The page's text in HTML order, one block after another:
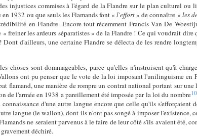
injustices commises à l'égard de la Flandre sur le plan culturel
1932 ou que seuls les Flamands font «l'effort» de connaître « les
en Flandre. Encore tout récemment Francis Van De
freiner les ardeurs séparatistes » de la Flandre ! Ce qui voudrait
d'ailleurs, une certaine Flandre se délecta de les rendre
choses sont dommageables, parce qu'elles n'instruisent qu'à
ont pu penser que le vote de la loi imposant l'unilinguisme en
flamand, une manière de rompre un contrat national portant sur
de l'armée en 1938 a pareillement été imposée par la loi du nombre10
d'une autre langue encore que celle qu'ils
langue (le wallon), dont ils n'ont pas songé à imposer l'existence,
ne seraient parvenus à le faire de leur côté s'ils avaient été,
déchiré.